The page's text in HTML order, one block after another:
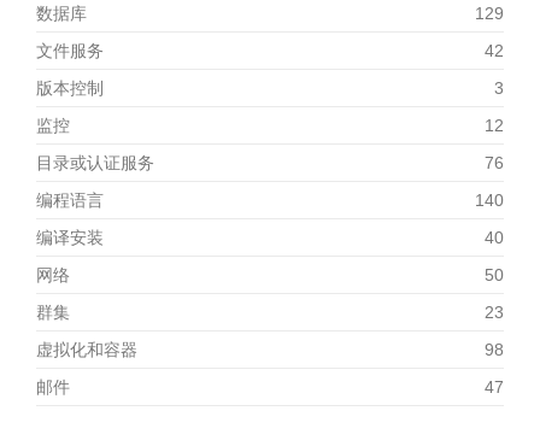
数据库
129
文件服务
42
版本控制
3
监控
12
目录或认证服务
76
编程语言
140
编译安装
40
网络
50
群集
23
虚拟化和容器
98
邮件
47